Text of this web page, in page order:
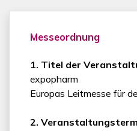
Messeordnung
1. Titel der
expopharm
Europas Leitmesse für
2.